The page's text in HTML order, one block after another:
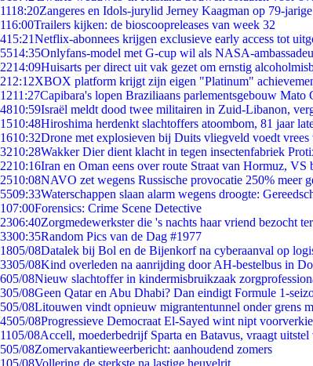
1118:20Zangeres en Idols-jurylid Jerney Kaagman op 79-
116:00Trailers kijken: de bioscoopreleases van week 32
415:21Netflix-abonnees krijgen exclusieve early access tot
5514:35Onlyfans-model met G-cup wil als NASA-
2214:09Huisarts per direct uit vak gezet om ernstig
212:12XBOX platform krijgt zijn eigen "Platinum"
1211:27Capibara's lopen Braziliaans parlementsgebouw Mato
4810:59Israël meldt dood twee militairen in Zuid-Libanon,
1510:48Hiroshima herdenkt slachtoffers atoombom, 81 jaar
1610:32Drone met explosieven bij Duits vliegveld voedt vrees
3210:28Wakker Dier dient klacht in tegen insectenfabriek
2210:16Iran en Oman eens over route Straat van Hormuz, VS
2510:08NAVO zet wegens Russische provocatie 250% meer
5509:33Waterschappen slaan alarm wegens droogte:
107:00Forensics: Crime Scene Detective
2306:40Zorgmedewerkster die 's nachts haar vriend bezocht
3300:35Random Pics van de Dag #1977
1805/08Datalek bij Bol en de Bijenkorf na cyberaanval op
3305/08Kind overleden na aanrijding door AH-bestelbus in
605/08Nieuw slachtoffer in kindermisbruikzaak
305/08Geen Qatar en Abu Dhabi? Dan eindigt Formule 1-
505/08Litouwen vindt opnieuw migrantentunnel onder grens
4505/08Progressieve Democraat El-Sayed wint nipt
1105/08Accell, moederbedrijf Sparta en Batavus, vraagt uitstel
505/08Zomervakantieweerbericht: aanhoudend zomers
105/08Vollering de sterkste na lastige heuvelrit